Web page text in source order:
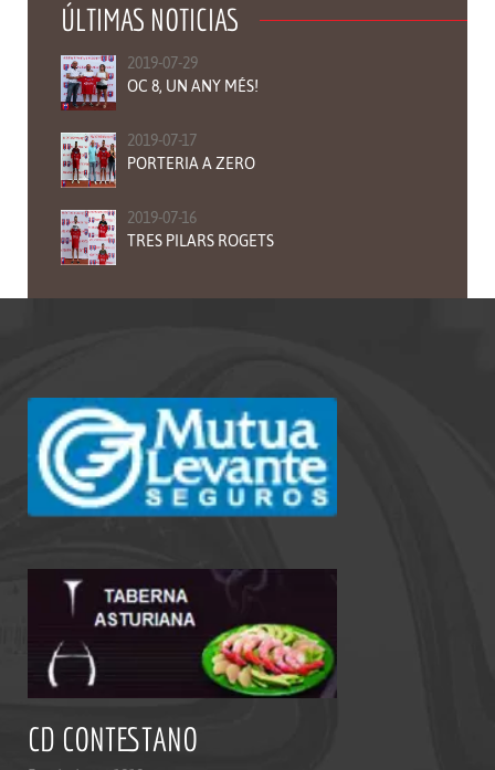
ÚLTIMAS NOTICIAS
2019-07-29
OC 8, UN ANY MÉS!
2019-07-17
PORTERIA A ZERO
2019-07-16
TRES PILARS ROGETS
CD CONTESTANO